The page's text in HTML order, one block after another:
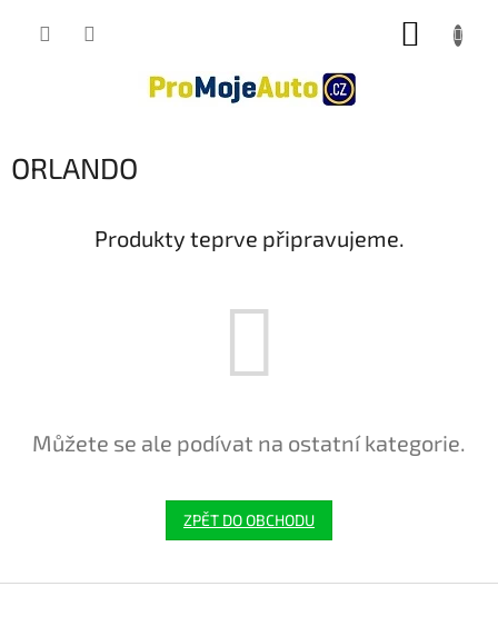
ORLANDO
Produkty teprve připravujeme.
Můžete se ale podívat na ostatní kategorie.
ZPĚT DO OBCHODU